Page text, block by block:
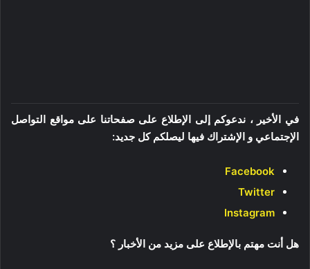
في الأخير ، ندعوكم إلى الإطلاع على صفحاتنا على مواقع التواصل
الإجتماعي و الإشتراك فيها ليصلكم كل جديد:
Facebook
Twitter
Instagram
هل أنت مهتم بالإطلاع على مزيد من الأخبار ؟